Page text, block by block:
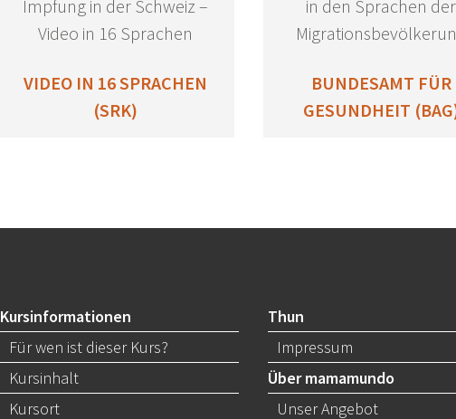
Impfung in der Schweiz –
Video in 16 Sprachen
VIDEO IN 16 SPRACHEN
(SRK)
in den Sprachen der
BUNDESAMT FÜR
GESUNDHEIT
Kursinformationen
Für wen ist dieser Kurs?
Kursinhalt
Kursort
Thun
Impressum
Über mamamundo
Unser Angebot